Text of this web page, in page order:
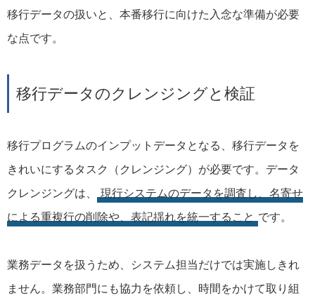
移行データの扱いと、本番移行に向けた入念な準備が必要
な点です。
移行データのクレンジングと検証
移行プログラムのインプットデータとなる、移行データを
きれいにするタスク（クレンジング）が必要です。データ
クレンジングは、
現行システムのデータを調査し、名寄せ
による重複行の削除や、表記揺れを統一すること です。
業務データを扱うため、システム担当だけでは実施しきれ
ません。業務部門にも協力を依頼し、時間をかけて取り組